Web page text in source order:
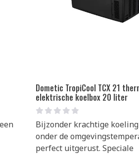
Dometic TropiCool TCX 21
elektrische koelbox 20 liter
Bijzonder krachtige koeling
onder de
perfect uitgerust. Speciale